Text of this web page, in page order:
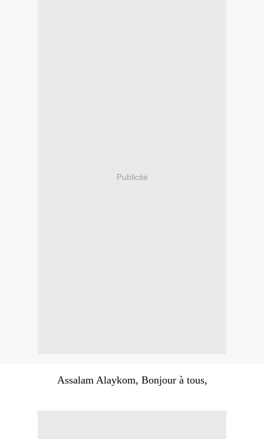
Publicité
Assalam Alaykom, Bonjour à tous,